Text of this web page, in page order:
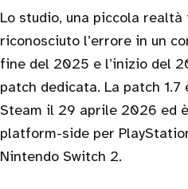
Lo studio, una piccola realtà
riconosciuto l’errore in un
fine del 2025 e l’inizio del
patch dedicata. La patch
Steam il 29 aprile 2026 ed
platform-side per
Nintendo Switch 2.